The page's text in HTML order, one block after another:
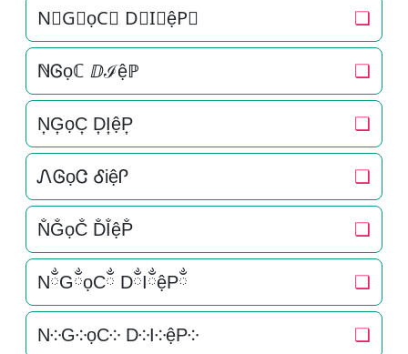
N⃜G⃜ọC⃜ D⃜I⃜ệP⃜ ❏
ℕᎶọℂ ⅅℐệℙ ❏
N͎G͎ọC͎ D͎I͎ệP͎ ❏
ᏁᎶọᏣ ᎴiệᎵ ❏
N̐G̐ọC̐ D̐I̐ệP̐ ❏
NྂGྂọCྂ DྂIྂệPྂ ❏
N༶G༶ọC༶ D༶I༶ệP༶ ❏